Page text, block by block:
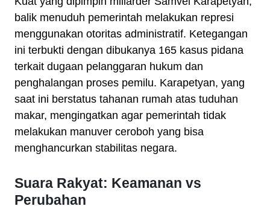
balik menuduh pemerintah melakukan represi
menggunakan otoritas administratif. Ketegangan
ini terbukti dengan dibukanya 165 kasus pidana
terkait dugaan pelanggaran hukum dan
penghalangan proses pemilu. Karapetyan, yang
saat ini berstatus tahanan rumah atas tuduhan
makar, mengingatkan agar pemerintah tidak
melakukan manuver ceroboh yang bisa
menghancurkan stabilitas negara.
Suara Rakyat: Keamanan vs
Perubahan